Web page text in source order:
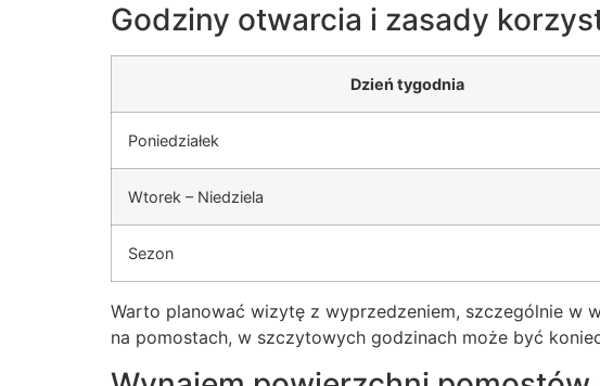
Godziny otwarcia i zasady
Dzień tygodnia
Poniedziałek
Wtorek – Niedziela
Sezon
Warto planować wizytę z wyprzedzeniem, szczególnie w
na pomostach, w szczytowych godzinach może być